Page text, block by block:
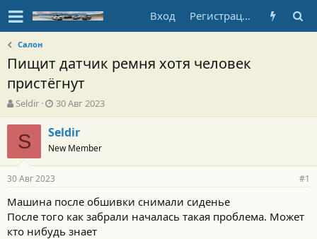
Вход Регистрация
Салон
Пищит датчик ремня хотя человек
пристёгнут
А
в
т
о
т
е
м
ы
Seldir
Д
а
т
а
н
а
а
л
а
30 Авг 2023
S Seldir
New Member
30 Авг 2023 #1
Машина после обшивки снимали сиденье
После того как забрали началась такая проблема. Может
кто нибудь знает